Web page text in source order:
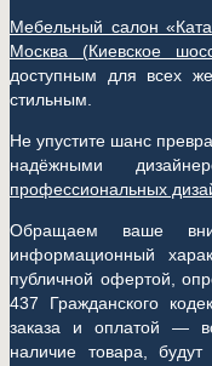
Мебельный салон
Москва (Киевское
доступным для всех
стильным.
Не упустите шанс
надёжными
профессиональных
Обращаем ваше
информационный
публичной офертой,
437 Гражданского
заказа и оплатой —
наличие товара,